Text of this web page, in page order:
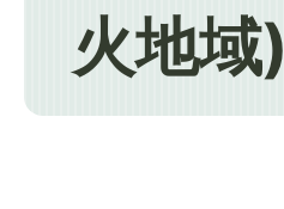
火地域)